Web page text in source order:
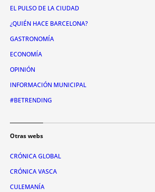
EL PULSO DE LA CIUDAD
¿QUIÉN HACE BARCELONA?
GASTRONOMÍA
ECONOMÍA
OPINIÓN
INFORMACIÓN MUNICIPAL
#BETRENDING
Otras webs
CRÓNICA GLOBAL
CRÓNICA VASCA
CULEMANÍA